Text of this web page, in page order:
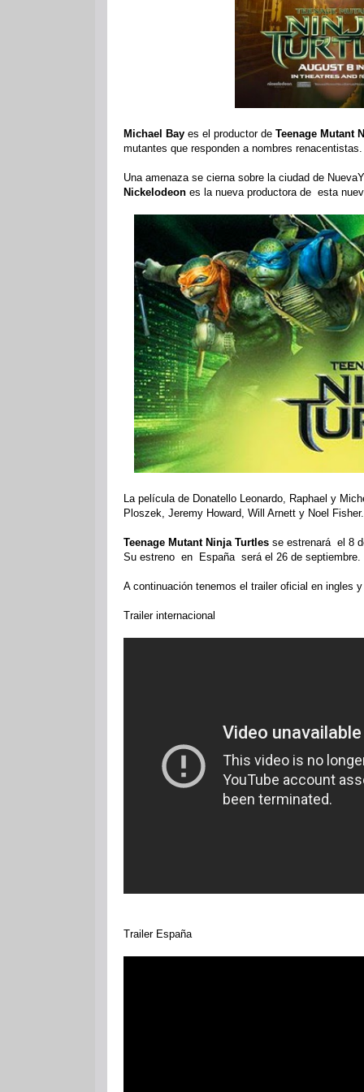
Michael Bay es el productor de Teenage Mutant
mutantes que responden a nombres
Una amenaza se cierna sobre la ciudad de
Nickelodeon es la nueva productora de esta
La película de Donatello Leonardo, Raphael y
Ploszek, Jeremy Howard, Will Arnett y Noel Fisher.
Teenage Mutant Ninja Turtles se estrenará el 8
Su estreno en España será el 26 de septiembre.
A continuación tenemos el trailer oficial en ingles
Trailer internacional
Trailer España